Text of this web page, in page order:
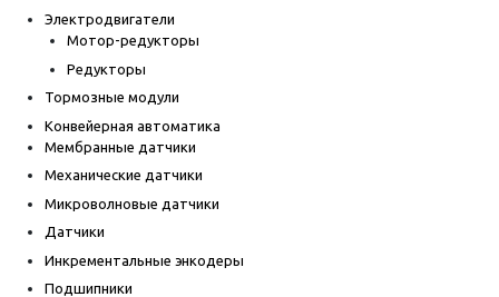
Электродвигатели
Мотор-редукторы
Редукторы
Тормозные модули
Конвейерная автоматика
Мембранные датчики
Механические датчики
Микроволновые датчики
Датчики
Инкрементальные энкодеры
Подшипники